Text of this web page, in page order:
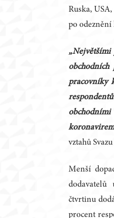
Ruska,
po odeznění
„Největšími
pracovníky
vztahů
Menší
čtvrtinu
procent